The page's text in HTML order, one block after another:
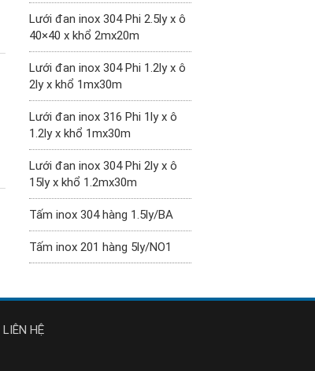
Lưới đan inox 304 Phi 2.5ly x ô
40×40 x khổ 2mx20m
Lưới đan inox 304 Phi 1.2ly x ô
2ly x khổ 1mx30m
Lưới đan inox 316 Phi 1ly x ô
1.2ly x khổ 1mx30m
Lưới đan inox 304 Phi 2ly x ô
15ly x khổ 1.2mx30m
Tấm inox 304 hàng 1.5ly/BA
Tấm inox 201 hàng 5ly/NO1
LIÊN HỆ